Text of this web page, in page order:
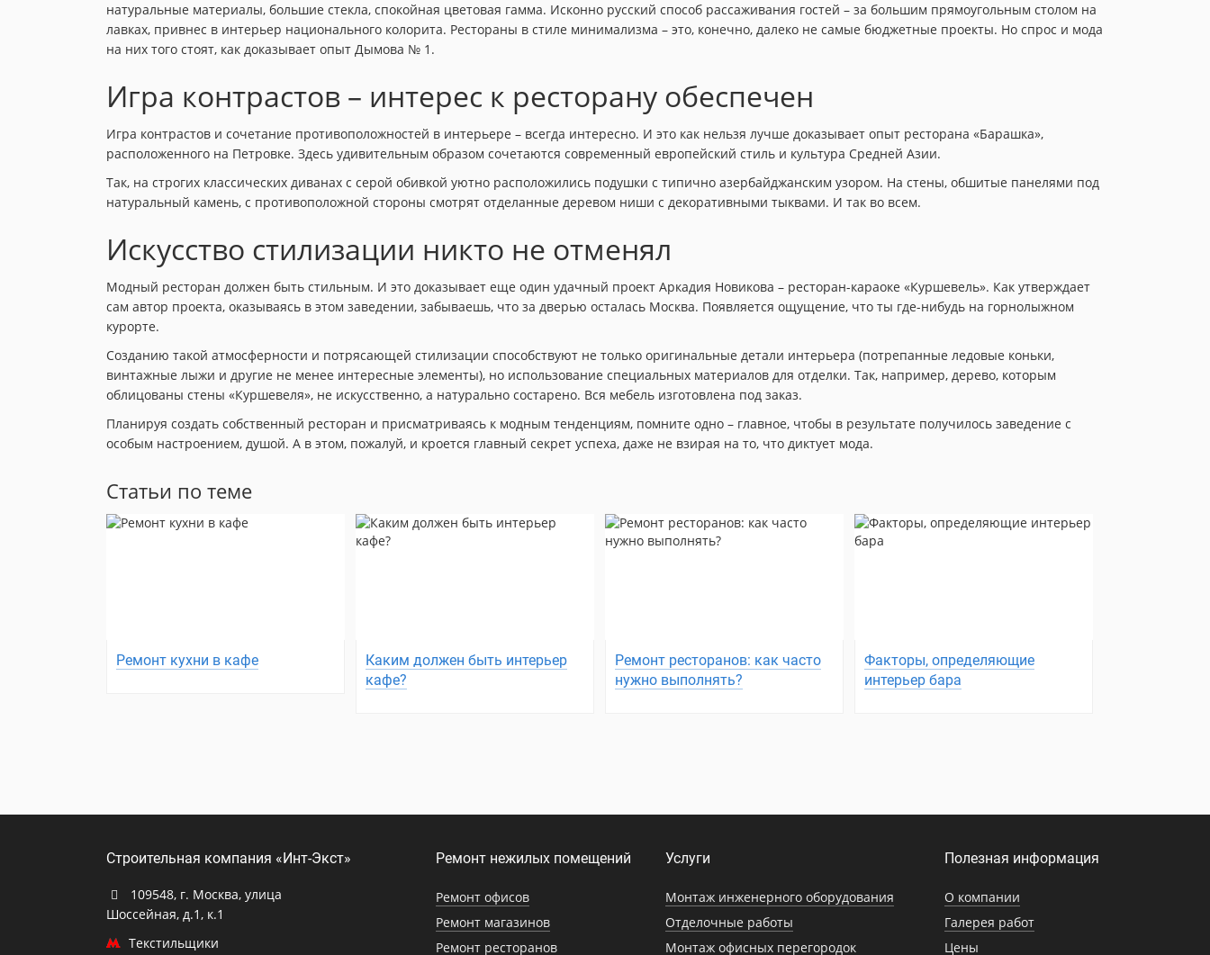
натуральные материалы, большие стекла, спокойная цветовая гамма. Исконно русский способ рассаживания гостей – за большим прямоугольным столом на
лавках, привнес в интерьер национального колорита. Рестораны в стиле минимализма – это, конечно, далеко не самые бюджетные проекты. Но спрос и мода
на них того стоят, как доказывает опыт Дымова № 1.
Игра контрастов – интерес к ресторану обеспечен
Игра контрастов и сочетание противоположностей в интерьере – всегда интересно. И это как нельзя лучше доказывает опыт ресторана «Барашка»,
расположенного на Петровке. Здесь удивительным образом сочетаются современный европейский стиль и культура Средней Азии.
Так, на строгих классических диванах с серой обивкой уютно расположились подушки с типично азербайджанским узором. На стены, обшитые панелями под
натуральный камень, с противоположной стороны смотрят отделанные деревом ниши с декоративными тыквами. И так во всем.
Искусство стилизации никто не отменял
Модный ресторан должен быть стильным. И это доказывает еще один удачный проект Аркадия Новикова – ресторан-караоке «Куршевель». Как утверждает
сам автор проекта, оказываясь в этом заведении, забываешь, что за дверью осталась Москва. Появляется ощущение, что ты где-нибудь на горнолыжном
курорте.
Созданию такой атмосферности и потрясающей стилизации способствуют не только оригинальные детали интерьера (потрепанные ледовые коньки,
винтажные лыжи и другие не менее интересные элементы), но использование специальных материалов для отделки. Так, например, дерево, которым
облицованы стены «Куршевеля», не искусственно, а натурально состарено. Вся мебель изготовлена под заказ.
Планируя создать собственный ресторан и присматриваясь к модным тенденциям, помните одно – главное, чтобы в результате получилось заведение с
особым настроением, душой. А в этом, пожалуй, и кроется главный секрет успеха, даже не взирая на то, что диктует мода.
Статьи по теме
Ремонт кухни в кафе
Каким должен быть интерьер
кафе?
Ремонт ресторанов: как часто
нужно выполнять?
Факторы, определяющие
интерьер бара
Строительная компания «Инт-Экст»
109548, г. Москва, улица
Шоссейная, д.1, к.1
Текстильщики
Полезная информация
О компании
Галерея работ
Цены
Услуги
Монтаж инженерного оборудования
Отделочные работы
Монтаж офисных перегородок
Ремонт нежилых помещений
Ремонт офисов
Ремонт магазинов
Ремонт ресторанов